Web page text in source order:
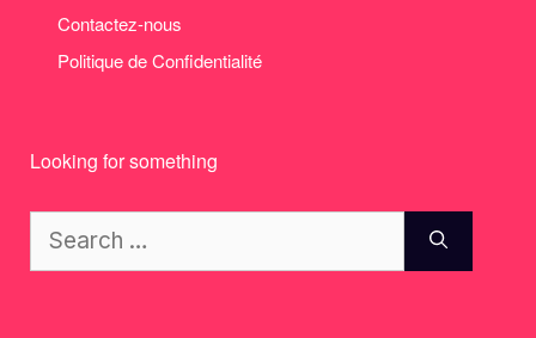
Contactez-nous
Politique de Confidentialité
Looking for something
for: